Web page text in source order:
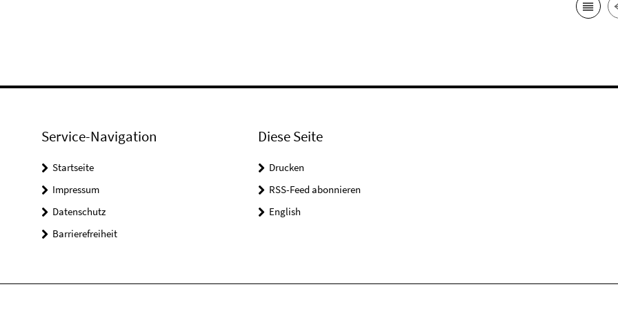
Service-Navigation
Startseite
Impressum
Datenschutz
Barrierefreiheit
Diese Seite
Drucken
RSS-Feed abonnieren
English